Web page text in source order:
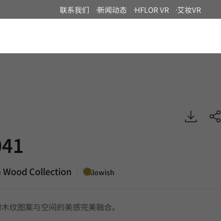
联系我们 新闻动态 HFLOR VR 艾妆VR
Collection Yellowish
纹图案与空间的美感完美融合。